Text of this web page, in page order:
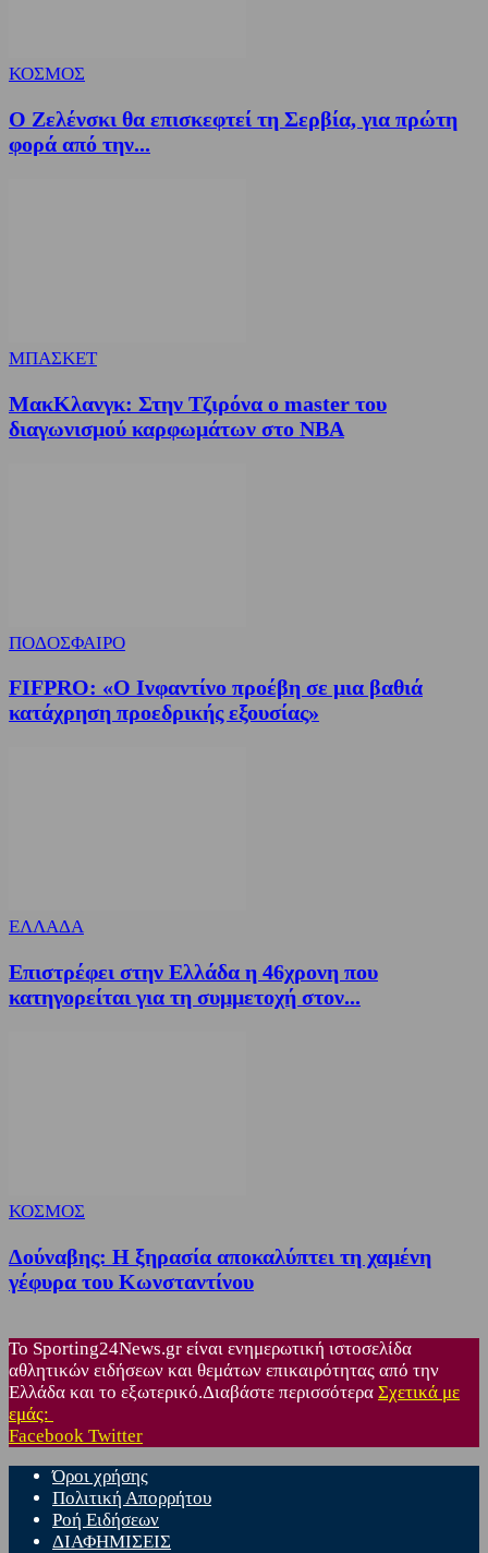
ΚΟΣΜΟΣ
Ο Ζελένσκι θα επισκεφτεί τη Σερβία, για πρώτη
φορά από την...
ΜΠΑΣΚΕΤ
ΜακΚλανγκ: Στην Τζιρόνα ο master του
διαγωνισμού καρφωμάτων στο ΝΒΑ
ΠΟΔΟΣΦΑΙΡΟ
FIFPRO: «Ο Ινφαντίνο προέβη σε μια βαθιά
κατάχρηση προεδρικής εξουσίας»
ΕΛΛΑΔΑ
Επιστρέφει στην Ελλάδα η 46χρονη που
κατηγορείται για τη συμμετοχή στον...
ΚΟΣΜΟΣ
Δούναβης: Η ξηρασία αποκαλύπτει τη χαμένη
γέφυρα του Κωνσταντίνου
Το Sporting24News.gr είναι ενημερωτική ιστοσελίδα
αθλητικών ειδήσεων και θεμάτων επικαιρότητας από την
Ελλάδα και το εξωτερικό.Διαβάστε περισσότερα Σχετικά με
εμάς:
Facebook Twitter
Όροι χρήσης
Πολιτική Απορρήτου
Ροή Ειδήσεων
ΔΙΑΦΗΜΙΣΕΙΣ